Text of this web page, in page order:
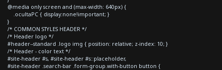
@media only screen and (max-width: 640px) {
.ocultaPC { display:none!important; }
}
/* COMMON STYLES HEADER */
/* Header logo */
#header--standard .logo img { position: relative; z-index: 10; }
/* Header - color text */
#site-header #s, #site-header #s::placeholder,
#site-header .search-bar .form-group.with-button button {